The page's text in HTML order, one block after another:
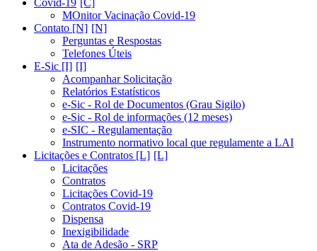
Covid-19
MOnitor Vacinação Covid-19
Contato [N]
Perguntas e Respostas
Telefones Úteis
E-Sic [I]
Acompanhar Solicitação
Relatórios Estatísticos
e-Sic - Rol de Documentos (Grau Sigilo)
e-Sic - Rol de informações (12 meses)
e-SIC - Regulamentação
Instrumento normativo local que regulamente a LAI
Licitações e Contratos [L]
Licitações
Contratos
Licitações Covid-19
Contratos Covid-19
Dispensa
Inexigibilidade
Ata de Adesão - SRP